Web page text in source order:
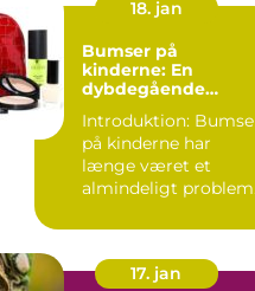
18. jan
Bumser på
kinderne: En
dybdegående
behandlinger og
forebyggelse
Introduktion: Bumser
på kinderne har
længe været et
almindeligt problem
der er ...
17. jan